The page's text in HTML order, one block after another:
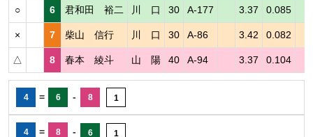
○ 6 君和田 裕二 川 口 30 A-177 3.37 0.085
× 7 柴山 信行 川 口 30 A-86 3.42 0.082
△ 8 春本 綾斗 山 陽 40 A-94 3.37 0.104
4 = 6 - 8 1
4 = 8 - 6 1